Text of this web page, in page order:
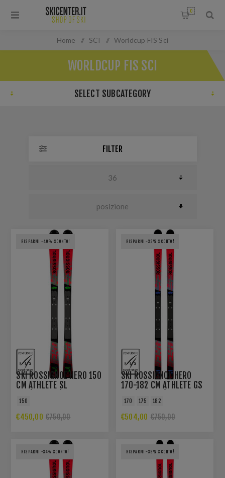
0
Home / SCI / Worldcup FIS Sci
WORLDCUP FIS SCI
SELECT SUBCATEGORY
FILTER
RISPARMI -40% SCONTO!
SKI ROSSIGNOL HERO 150
CM ATHLETE SL
150
€450,00 €750,00
RISPARMI -33% SCONTO!
SKI ROSSIGNOL HERO
170-182 CM ATHLETE GS
170 175 182
€504,00 €750,00
RISPARMI -34% SCONTO! RISPARMI -39% SCONTO!